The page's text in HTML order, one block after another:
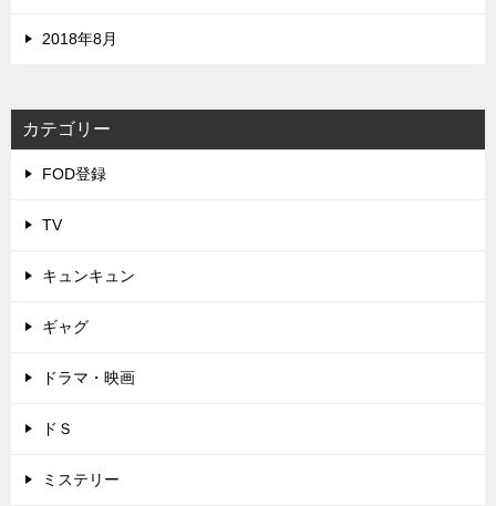
2018年8月
カテゴリー
FOD登録
TV
キュンキュン
ギャグ
ドラマ・映画
ドＳ
ミステリー